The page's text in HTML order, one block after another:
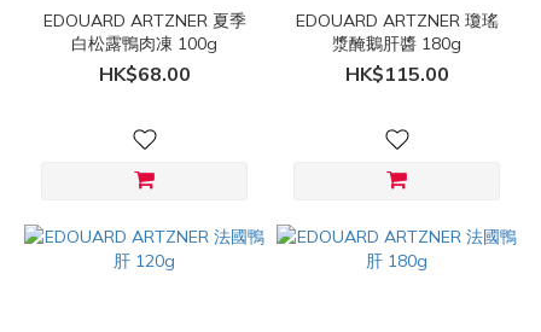
EDOUARD ARTZNER 夏季
白松露鴨肉凍 100g
HK$68.00
EDOUARD ARTZNER 瓊瑤
漿醃鵝肝醬 180g
HK$115.00